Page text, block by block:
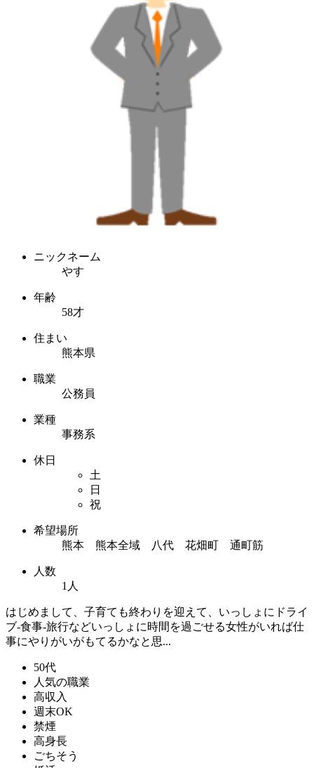
ニックネーム
やす
年齢
58才
住まい
熊本県
職業
公務員
業種
事務系
休日
土
日
祝
希望場所
熊本 熊本全域 八代 花畑町 通町筋
人数
1人
はじめまして、子育ても終わりを迎えて、いっしょにドライ
ブ-食事-旅行などいっしょに時間を過ごせる女性がいれば仕
事にやりがいがもてるかなと思...
50代
人気の職業
高収入
週末OK
禁煙
高身長
ごちそう